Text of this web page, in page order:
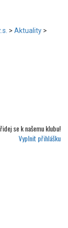
> Aktuality >
se knašemu klubu!
Vyplnit přihlášku